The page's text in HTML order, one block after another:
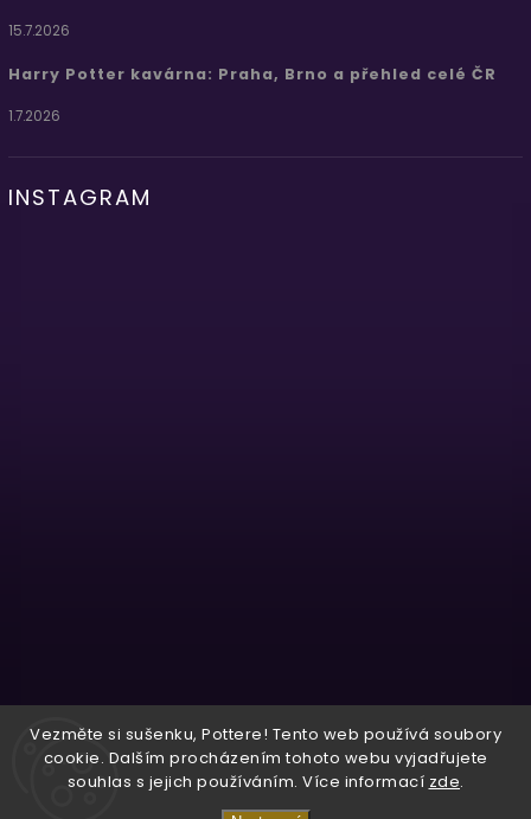
Vezměte si sušenku, Pottere! Tento web používá soubory
cookie. Dalším procházením tohoto webu vyjadřujete
souhlas s jejich používáním. Více informací zde.
15.7.2026
Harry Potter kavárna: Praha, Brno a přehled celé ČR
1.7.2026
INSTAGRAM
Sledovat na Instagramu
Copyright 2026Wizardo. Všechna práva vyhrazena.